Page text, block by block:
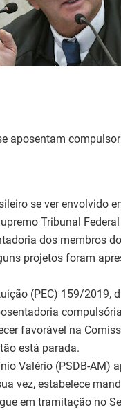
aposentam
se ver envolvido
Tribunal
dos membros
projetos foram
(PEC) 159/2019,
favorável na
está parada.
Valério (PSDB-AM)
vez, estabelece
em tramitação no